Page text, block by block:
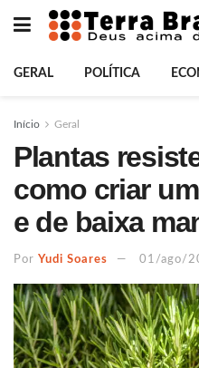
GERAL POLÍTICA
Início Geral
Plantas
como criar
e de baixa
Por Yudi Soares 01/ago/